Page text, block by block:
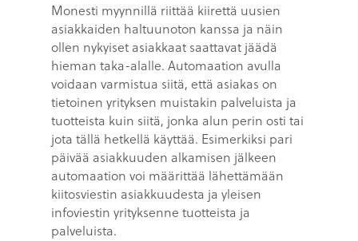
Monesti myynnillä riittää kiirettä uusien
asiakkaiden haltuunoton kanssa ja näin
ollen nykyiset asiakkaat saattavat jäädä
hieman taka-alalle. Automaation avulla
voidaan varmistua siitä, että asiakas on
tietoinen yrityksen muistakin palveluista ja
tuotteista kuin siitä, jonka alun perin osti tai
jota tällä hetkellä käyttää. Esimerkiksi pari
päivää asiakkuuden alkamisen jälkeen
automaation voi määrittää lähettämään
kiitosviestin asiakkuudesta ja yleisen
infoviestin yrityksenne tuotteista ja
palveluista.